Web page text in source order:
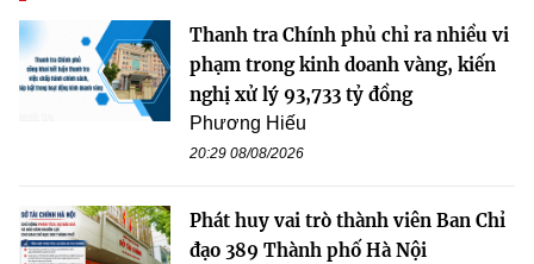
Thanh tra Chính phủ chỉ ra nhiều vi
phạm trong kinh doanh vàng, kiến
nghị xử lý 93,733 tỷ đồng
Phương Hiếu
20:29 08/08/2026
Phát huy vai trò thành viên Ban Chỉ
đạo 389 Thành phố Hà Nội